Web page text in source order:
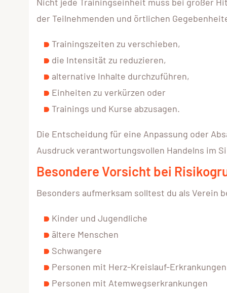
Nicht jede Trainingseinheit muss bei großer
der Teilnehmenden und örtlichen
Trainingszeiten zu verschieben,
die Intensität zu reduzieren,
alternative Inhalte durchzuführen,
Einheiten zu verkürzen oder
Trainings und Kurse abzusagen.
Die Entscheidung für eine Anpassung oder
Ausdruck verantwortungsvollen Handelns im
Besondere Vorsicht bei
Besonders aufmerksam solltest du als Verein
Kinder und Jugendliche
ältere Menschen
Schwangere
Personen mit Herz-Kreislauf-Erkrankungen
Personen mit Atemwegserkrankungen